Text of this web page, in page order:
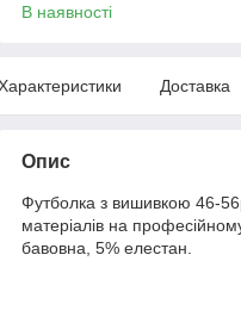
В наявності
Доставка
Опис
Футболка з вишивкою 46-
матеріалів на
бавовна, 5% елестан.